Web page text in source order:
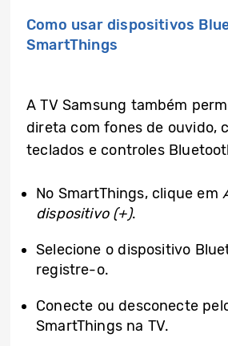
Como usar dispositivos
SmartThings
A TV Samsung também
direta com fones de ouvido,
teclados e controles
No SmartThings, clique em
dispositivo (+).
Selecione o dispositivo
registre-o.
Conecte ou desconecte
SmartThings na TV.